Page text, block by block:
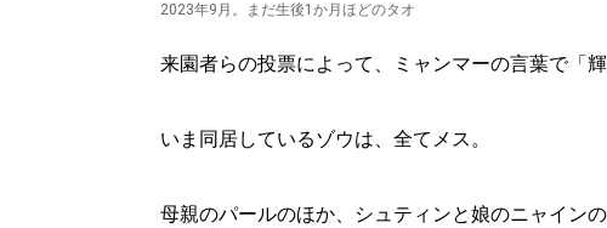
2023年9月。まだ生後1か月ほどのタオ
来園者らの投票によって、ミャンマーの言葉で「
いま同居しているゾウは、全てメス。
母親のパールのほか、シュティンと娘のニャイン